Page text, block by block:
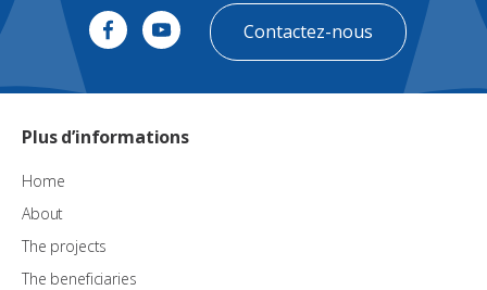
Contactez-nous
Plus d’informations
Home
About
The projects
The beneficiaries